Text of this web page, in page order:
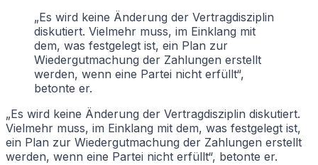
„Es wird keine Änderung der Vertragdisziplin
diskutiert. Vielmehr muss, im Einklang mit
dem, was festgelegt ist, ein Plan zur
Wiedergutmachung der Zahlungen erstellt
werden, wenn eine Partei nicht erfüllt“,
betonte er.
„Es wird keine Änderung der Vertragdisziplin diskutiert.
Vielmehr muss, im Einklang mit dem, was festgelegt ist,
ein Plan zur Wiedergutmachung der Zahlungen erstellt
werden, wenn eine Partei nicht erfüllt“, betonte er.